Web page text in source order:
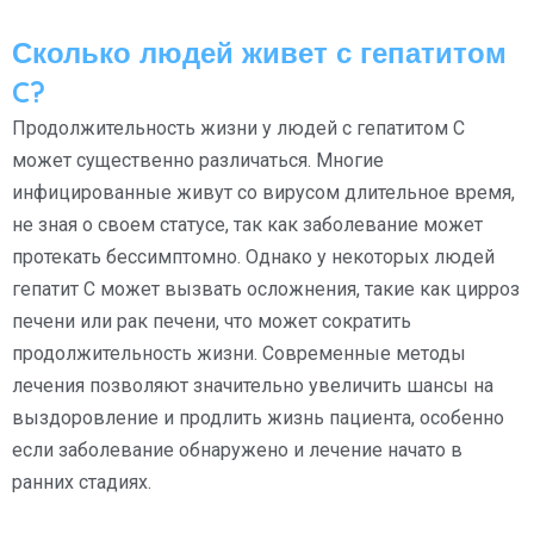
Сколько людей живет с гепатитом
C?
Продолжительность жизни у людей с гепатитом C
может существенно различаться. Многие
инфицированные живут со вирусом длительное время,
не зная о своем статусе, так как заболевание может
протекать бессимптомно. Однако у некоторых людей
гепатит C может вызвать осложнения, такие как цирроз
печени или рак печени, что может сократить
продолжительность жизни. Современные методы
лечения позволяют значительно увеличить шансы на
выздоровление и продлить жизнь пациента, особенно
если заболевание обнаружено и лечение начато в
ранних стадиях.